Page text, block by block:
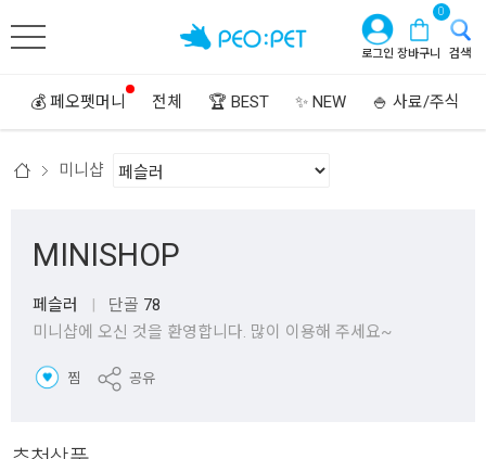
로그인 장바구니
0
검색
💰 페오펫머니 전체 🏆 BEST ✨ NEW 🍚 사료/주식
미니샵
MINISHOP
페슬러 | 단골 78
미니샵에 오신 것을 환영합니다. 많이 이용해 주세요~
찜 공유